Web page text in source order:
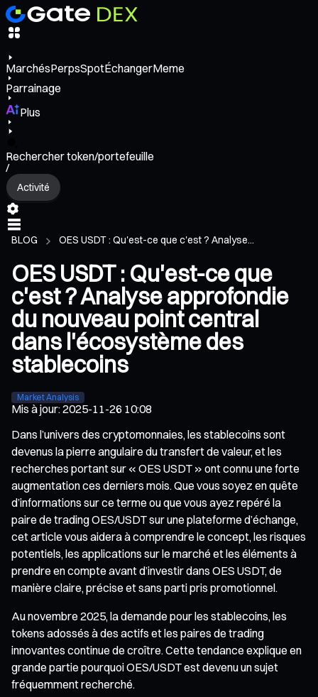
MarchésPerpsSpotÉchangerMeme
Parrainage
Plus
Rechercher token/portefeuille
/
Activité
BLOG OES USDT : Qu'est-ce que c'est ? Analyse...
OES USDT : Qu'est-ce que
c'est ? Analyse approfondie
du nouveau point central
dans l'écosystème des
stablecoins
Market Analysis
Mis à jour:2025-11-26 10:08
Dans l’univers des cryptomonnaies, les stablecoins sont
devenus la pierre angulaire du transfert de valeur, et les
recherches portant sur « OES USDT » ont connu une forte
augmentation ces derniers mois. Que vous soyez en quête
d’informations sur ce terme ou que vous ayez repéré la
paire de trading OES/USDT sur une plateforme d’échange,
cet article vous aidera à comprendre le concept, les risques
potentiels, les applications sur le marché et les éléments à
prendre en compte avant d’investir dans OES USDT, de
manière claire, précise et sans parti pris promotionnel.
Au novembre 2025, la demande pour les stablecoins, les
tokens adossés à des actifs et les paires de trading
innovantes continue de croître. Cette tendance explique en
grande partie pourquoi OES/USDT est devenu un sujet
fréquemment recherché.